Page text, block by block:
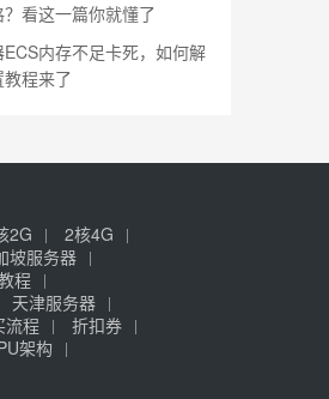
看这一篇你就懂了
内存不足卡死，如何解
程来了
2G
2核4G
坡服务器
程
天津服务器
流程
折扣券
架构